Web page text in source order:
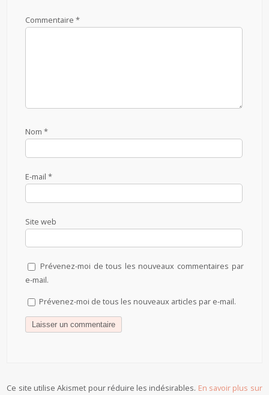
Commentaire*
Nom*
E-mail*
Site web
Prévenez-moi de tous les nouveaux commentaires par
e-mail.
Prévenez-moi de tous les nouveaux articles par e-mail.
Ce site utilise Akismet pour réduire les indésirables. En savoir plus sur